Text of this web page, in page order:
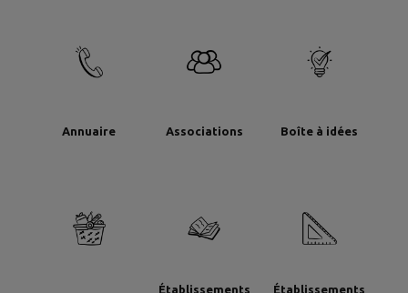
Annuaire Associations Boîte à idées
Établissements
Établissements